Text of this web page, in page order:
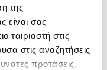
της
είναι σας
ταιριαστή στις
στις αναζητήσεις
προτάσεις.